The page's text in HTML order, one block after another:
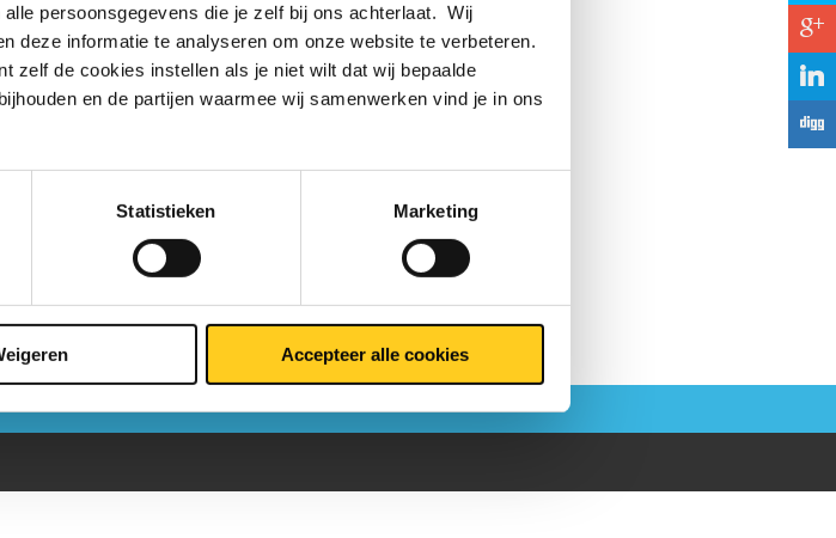
persoonsgegevens die je zelf bij ons achterlaat. Wij
deze informatie te analyseren om onze website te verbeteren.
zelf de cookies instellen als je niet wilt dat wij bepaalde
en de partijen waarmee wij samenwerken vind je in ons
Statistieken Marketing
Accepteer alle cookies
welke
voor alle vakgebieden) worden veel
c
j
F